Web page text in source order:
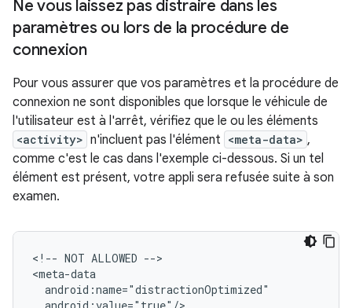
Ne vous laissez pas distraire dans les
paramètres ou lors de la procédure de
connexion
Pour vous assurer que vos paramètres et la procédure de
connexion ne sont disponibles que lorsque le véhicule de
l'utilisateur est à l'arrêt, vérifiez que le ou les éléments
<activity> n'incluent pas l'élément <meta-data> ,
comme c'est le cas dans l'exemple ci-dessous. Si un tel
élément est présent, votre appli sera refusée suite à son
examen.
<!-- NOT ALLOWED -->